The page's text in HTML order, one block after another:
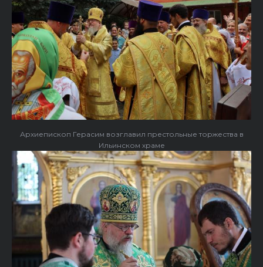
Архиепископ Герасим возглавил престольные торжества в
Ильинском храме